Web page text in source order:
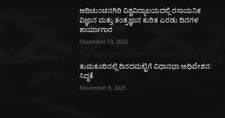
ಆದಿಚುಂಚನಗಿರಿ ವಿಶ್ವವಿದ್ಯಾಲಯದಲ್ಲಿ ರಸಾಯನಿಕ
ವಿಜ್ಞಾನ ಮತ್ತು ತಂತ್ರಜ್ಞಾನ ಕುರಿತ ಎರಡು ದಿನಗಳ
ಕಾರ್ಯಾಗಾರ
December 13, 2025
ತುಮಕೂರಿನಲ್ಲಿ ದಿನದಮಟ್ಟಿಗೆ ವಿಧಾನಭಾ ಅಧಿವೇಶನ:
ಸಿದ್ಧತೆ
November 8, 2025